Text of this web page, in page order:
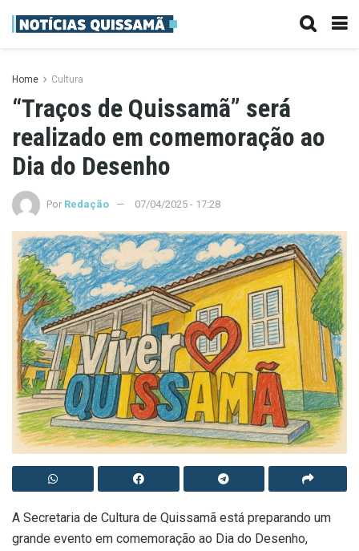
Home Cultura
“Traços de Quissamã” será
realizado em comemoração ao
Dia do Desenho
Por Redação 07/04/2025 - 17:28
A Secretaria de Cultura de Quissamã está preparando um
grande evento em comemoração ao Dia do Desenho,